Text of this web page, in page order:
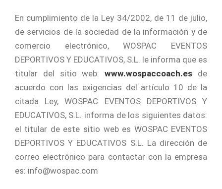
En cumplimiento de la Ley 34/2002, de 11 de julio,
de servicios de la sociedad de la información y de
comercio electrónico, WOSPAC EVENTOS
DEPORTIVOS Y EDUCATIVOS, S.L. le informa que es
titular del sitio web:www.wospaccoach.es de
acuerdo con las exigencias del artículo 10 de la
citada Ley, WOSPAC EVENTOS DEPORTIVOS Y
EDUCATIVOS, S.L. informa de los siguientes datos:
el titular de este sitio web es WOSPAC EVENTOS
DEPORTIVOS Y EDUCATIVOS S.L. La dirección de
correo electrónico para contactar con la empresa
es: info@wospac.com